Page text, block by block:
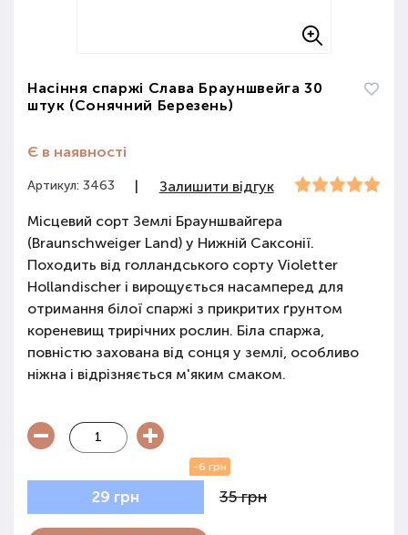
Насіння спаржі Слава Брауншвейга 30
штук (Сонячний Березень)
Є в наявності
Артикул: 3463 |
Залишити відгук
Місцевий сорт Землі Брауншвайгера
(Braunschweiger Land) у Нижній Саксонії.
Походить від голландського сорту Violetter
Hollandischer і вирощується насамперед для
отримання білої спаржі з прикритих ґрунтом
кореневищ трирічних рослин. Біла спаржа,
повністю захована від сонця у землі, особливо
ніжна і відрізняється м'яким смаком.
29 грн
-6 грн
35 грн